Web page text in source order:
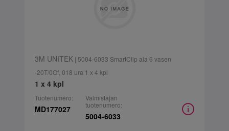
3M UNITEK| 5004-6033 SmartClip ala 6 vasen
-20T/0Of, 018 ura 1 x 4 kpl
1 x 4 kpl
Tuotenumero:
MD177027
Valmistajan
tuotenumero:
5004-6033